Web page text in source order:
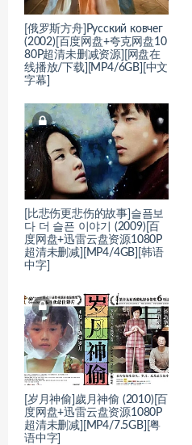
[俄罗斯方舟]Русский ковчег
(2002)[百度网盘+夸克网盘10
80P超清未删减资源][网盘在
线播放/下载][MP4/6GB][中文
字幕]
[比悲伤更悲伤的故事]슬픔보
다 더 슬픈 이야기 (2009)[百
度网盘+迅雷云盘资源1080P
超清未删减][MP4/4GB][韩语
中字]
[岁月神偷]歲月神偷 (2010)[百
度网盘+迅雷云盘资源1080P
超清未删减][MP4/7.5GB][粤
语中字]